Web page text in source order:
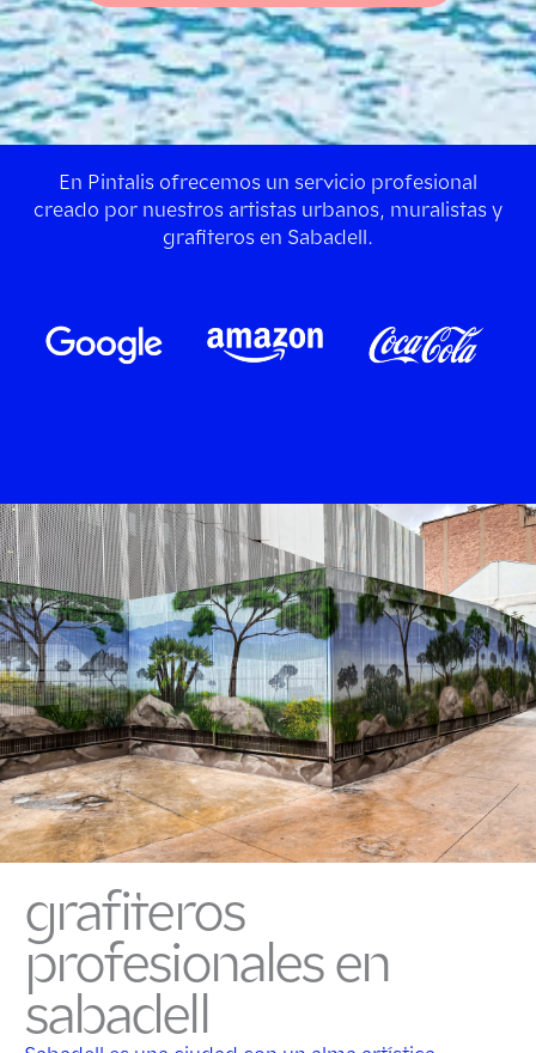
En Pintalis ofrecemos un servicio profesional
creado por nuestros artistas urbanos, muralistas y
grafiteros en Sabadell.
grafiteros
profesionales en
sabadell